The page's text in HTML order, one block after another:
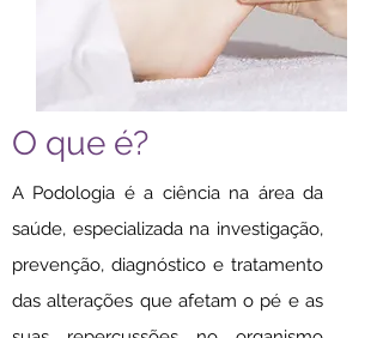
O que é?
A Podologia é a ciência na área da
saúde, especializada na investigação,
prevenção, diagnóstico e tratamento
das alterações que afetam o pé e as